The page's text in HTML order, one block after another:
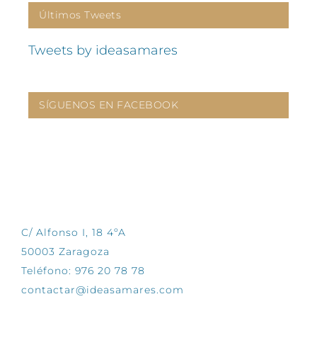
Últimos Tweets
Tweets by ideasamares
SÍGUENOS EN FACEBOOK
C/ Alfonso I, 18 4ºA
50003 Zaragoza
Teléfono: 976 20 78 78
contactar@ideasamares.com